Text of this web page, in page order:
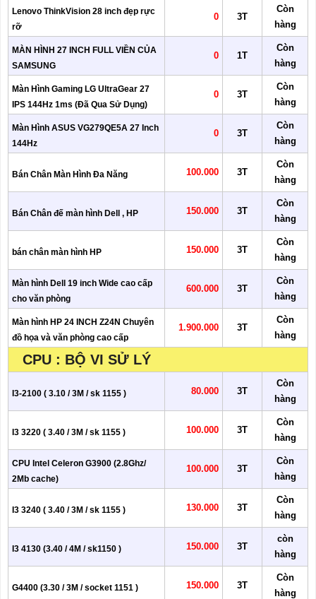
Lenovo ThinkVision 28 inch đẹp rực
rỡ
0 3T
Còn
hàng
MÀN HÌNH 27 INCH FULL VIỀN CỦA
SAMSUNG
0 1T
Còn
hàng
Màn Hình Gaming LG UltraGear 27
IPS 144Hz 1ms (Đã Qua Sử Dụng)
0 3T
Còn
hàng
Màn Hình ASUS VG279QE5A 27 Inch
144Hz
0 3T
Còn
hàng
Bán Chân Màn Hình Đa Năng 100.000 3T
Còn
hàng
Bán Chân đế màn hình Dell , HP 150.000 3T
Còn
hàng
bán chân màn hình HP 150.000 3T
Còn
hàng
Màn hình Dell 19 inch Wide cao cấp
cho văn phòng
600.000 3T
Còn
hàng
Màn hình HP 24 INCH Z24N Chuyên
đồ họa và văn phòng cao cấp
1.900.000 3T
Còn
hàng
CPU : BỘ VI SỬ LÝ
I3-2100 ( 3.10 / 3M / sk 1155 ) 80.000 3T
Còn
hàng
I3 3220 ( 3.40 / 3M / sk 1155 ) 100.000 3T
Còn
hàng
CPU Intel Celeron G3900 (2.8Ghz/
2Mb cache)
100.000 3T
Còn
hàng
I3 3240 ( 3.40 / 3M / sk 1155 ) 130.000 3T
Còn
hàng
I3 4130 (3.40 / 4M / sk1150 ) 150.000 3T
còn
hàng
G4400 (3.30 / 3M / socket 1151 ) 150.000 3T
Còn
hàng